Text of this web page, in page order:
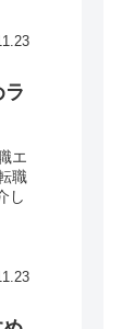
ラ
エ
職
し